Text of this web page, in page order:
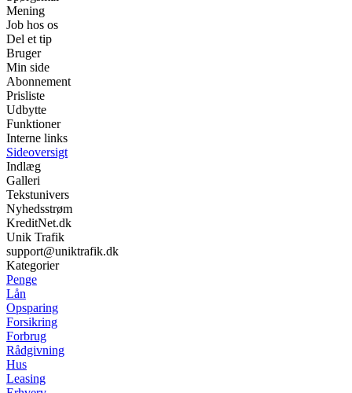
Mening
Job hos os
Del et tip
Bruger
Min side
Abonnement
Prisliste
Udbytte
Funktioner
Interne links
Sideoversigt
Indlæg
Galleri
Tekstunivers
Nyhedsstrøm
KreditNet.dk
Unik Trafik
support@uniktrafik.dk
Kategorier
Penge
Lån
Opsparing
Forsikring
Forbrug
Rådgivning
Hus
Leasing